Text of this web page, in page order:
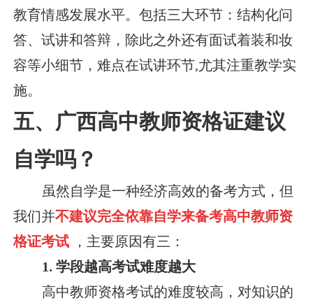
教育情感发展水平。包括三大环节：结构化问
答、试讲和答辩，除此之外还有面试着装和妆
容等小细节，难点在试讲环节,尤其注重教学实
施。
五、广西高中教师资格证建议
自学吗？
虽然自学是一种经济高效的备考方式，但
我们并不建议完全依靠自学来备考高中教师资
格证考试 ，主要原因有三：
1. 学段越高考试难度越大
高中教师资格考试的难度较高，对知识的